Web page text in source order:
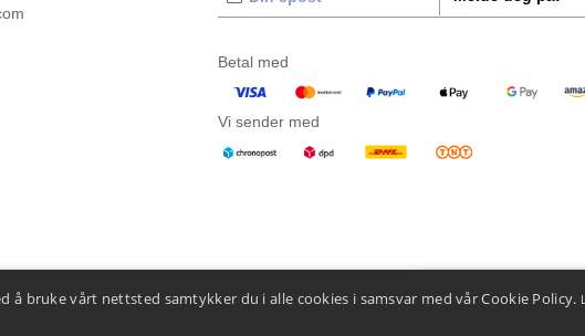
Betal med
Vi sender med
bruke vårt nettsted samtykker du i alle cookies i samsvar med vår Cookie Policy.
👋 Hei
Hvis du har spørsmål eller